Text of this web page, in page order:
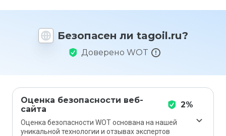
Безопасен ли tagoil.ru?
Доверено WOT
Оценка безопасности веб-
сайта
2%
Оценка безопасности WOT основана на нашей
уникальной технологии и отзывах экспертов
этот